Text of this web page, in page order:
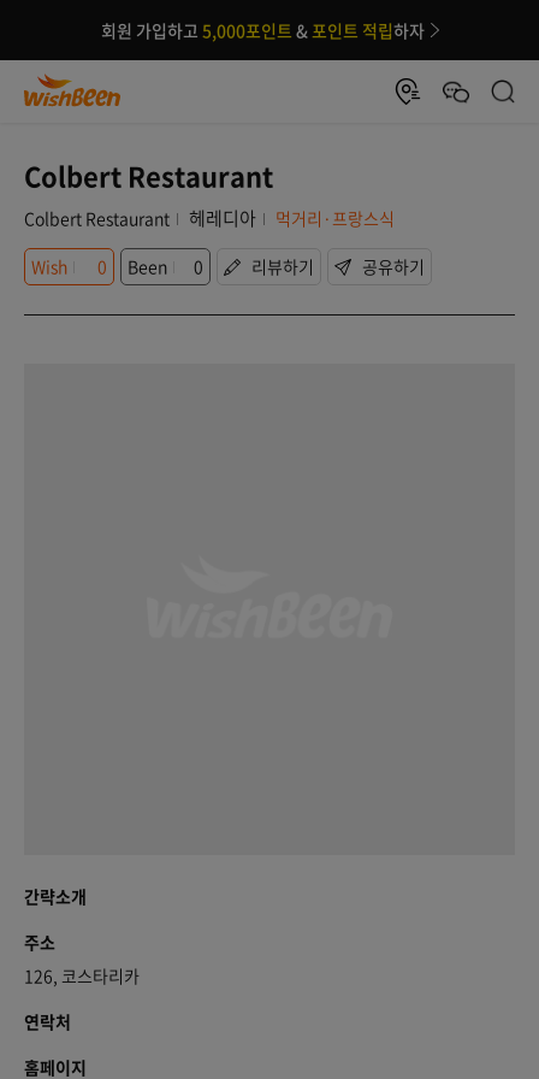
회원 가입하고 5,000포인트 &포인트 적립하자
Colbert Restaurant
Colbert Restaurant 헤레디아
먹거리·프랑스식
Wish
0 Been 0 리뷰하기 공유하기
간략소개
주소
126, 코스타리카
연락처
홈페이지